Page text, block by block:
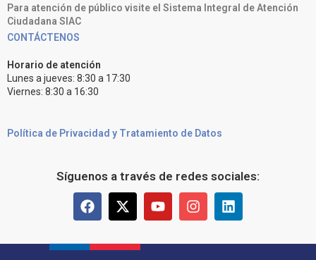
Para atención de público visite el Sistema Integral de Atención
Ciudadana SIAC
CONTÁCTENOS
Horario de atención
Lunes a jueves: 8:30 a 17:30
Viernes: 8:30 a 16:30
Política de Privacidad y Tratamiento de Datos
Síguenos a través de redes sociales: